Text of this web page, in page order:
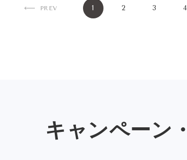
PREV 1 2 3 4
キャンペーン